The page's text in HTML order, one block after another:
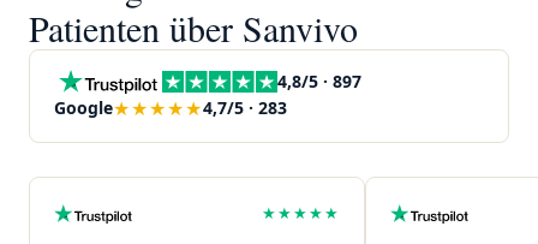
Patienten über Sanvivo
4,8/5 · 897
Google★★★★★4,7/5 · 283
★★★★★